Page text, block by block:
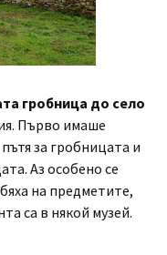
гробница до село
Първо имаше
за гробницата и
Аз особено се
на предметите,
са в някой музей.